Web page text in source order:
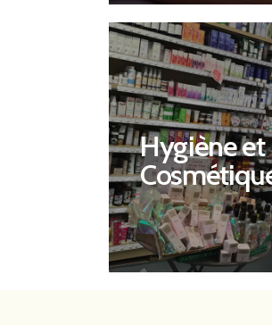
Hygiène et
Hygiène et
Découvrir